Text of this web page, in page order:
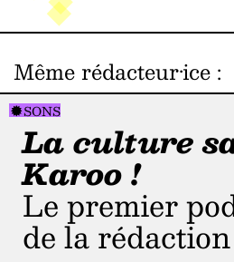
Même rédacteur·ice :
SONS
La culture
Karoo !
Le premier podcast
de la rédaction